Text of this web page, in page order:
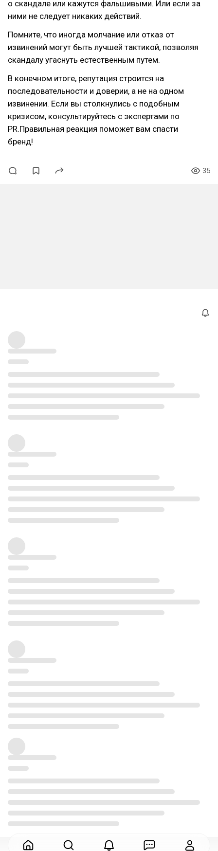
о скандале или кажутся фальшивыми. Или если за
ними не следует никаких действий.
Помните, что иногда молчание или отказ от
извинений могут быть лучшей тактикой, позволяя
скандалу угаснуть естественным путем.
В конечном итоге, репутация строится на
последовательности и доверии, а не на одном
извинении. Если вы столкнулись с подобным
кризисом, консультируйтесь с экспертами по
PR.Правильная реакция поможет вам спасти
бренд!
35